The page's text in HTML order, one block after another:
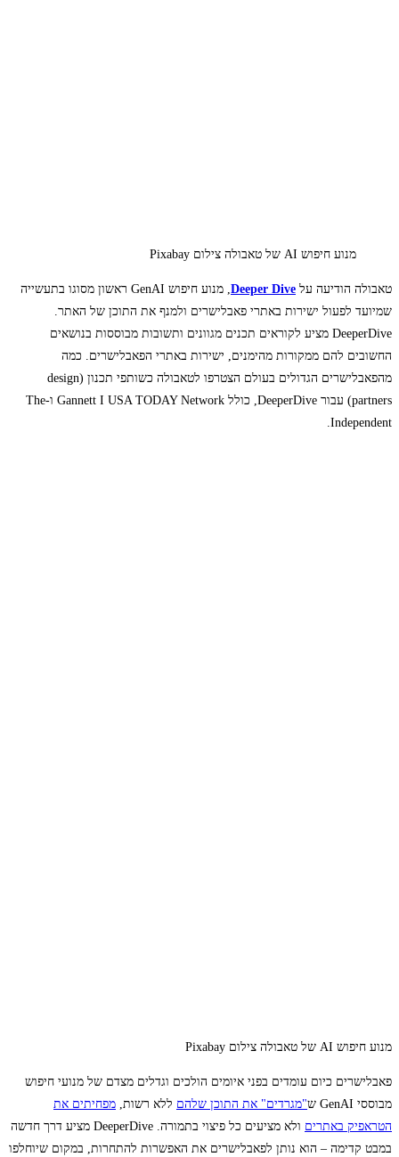
מנוע חיפוש AI של טאבולה צילום Pixabay
טאבולה הודיעה על Deeper Dive
, מנוע חיפוש GenAI ראשון מסוגו בתעשייה
שמיועד לפעול ישירות באתרי פאבלישרים ולמנף את התוכן של האתר.
DeeperDive מציע לקוראים תכנים מגוונים ותשובות מבוססות בנושאים
החשובים להם ממקורות מהימנים, ישירות באתרי הפאבלישרים. כמה
מהפאבלישרים הגדולים בעולם הצטרפו לטאבולה כשותפי תכנון (design
partners) עבור DeeperDive, כולל Gannett I USA TODAY Network ו-The
Independent.
מנוע חיפוש AI של טאבולה צילום Pixabay
פאבלישרים כיום עומדים בפני איומים הולכים וגדלים מצדם של מנועי חיפוש
מבוססי GenAI ש
"מגרדים" את התוכן שלהם ללא רשות, מפחיתים את
הטראפיק באתרים
ולא מציעים כל פיצוי בתמורה. DeeperDive מציע דרך חדשה
במבט קדימה – הוא נותן לפאבלישרים את האפשרות להתחרות, במקום שיוחלפו